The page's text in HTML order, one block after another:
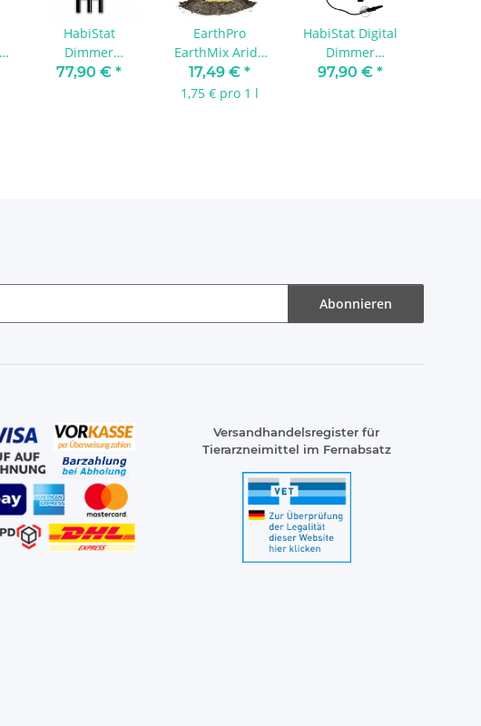
HabiStat
Dimmer
Thermostat 600
77,90 € *
EarthPro
EarthMix Arid -
10 Liter
17,49 € *
1,75 € pro 1 l
HabiStat Digital
Dimmer
Thermostat
97,90 € *
Abonnieren
Versandhandelsregister für
Tierarzneimittel im Fernabsatz